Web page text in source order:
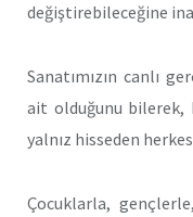
değiştirebileceğine
Sanatımızın canlı
ait olduğunu bilerek,
yalnız hisseden
Çocuklarla,